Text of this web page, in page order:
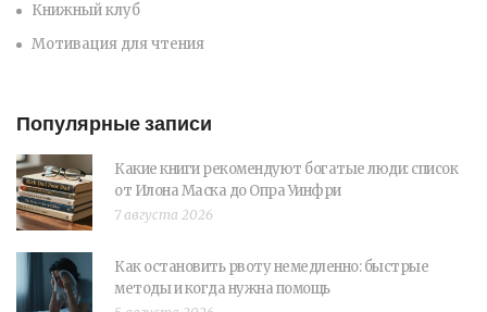
Книжный клуб
Мотивация для чтения
Популярные записи
Какие книги рекомендуют богатые люди: список
от Илона Маска до Опра Уинфри
7 августа 2026
Как остановить рвоту немедленно: быстрые
методы и когда нужна помощь